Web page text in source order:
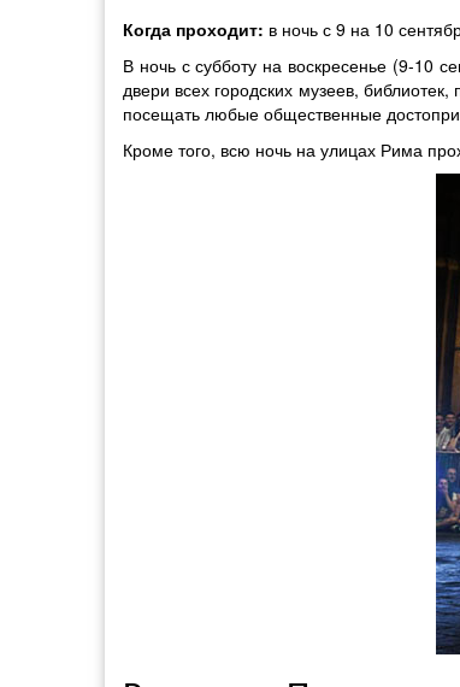
Когда проходит: в ночь с 9 на 10
В ночь с субботу на воскресенье (9-10
двери всех городских музеев,
посещать любые общественные
Кроме того, всю ночь на улицах Рима